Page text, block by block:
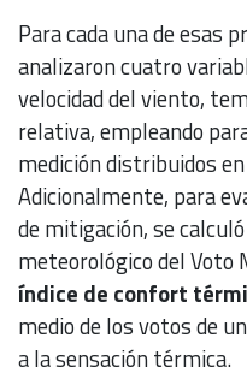
Para cada una de esas
analizaron cuatro
velocidad del viento,
relativa, empleando
medición distribuidos
Adicionalmente, para
de mitigación, se
meteorológico del Voto
índice de confort
medio de los votos de
a la sensación térmica.